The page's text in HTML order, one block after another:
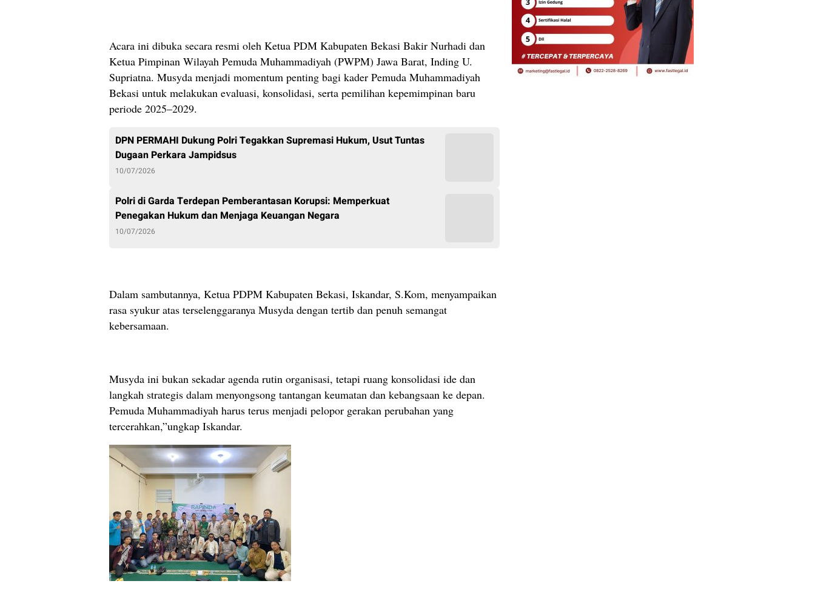
Acara ini dibuka secara resmi oleh Ketua PDM Kabupaten Bekasi Bakir Nurhadi dan
Ketua Pimpinan Wilayah Pemuda Muhammadiyah (PWPM) Jawa Barat, Inding U.
Supriatna. Musyda menjadi momentum penting bagi kader Pemuda Muhammadiyah
Bekasi untuk melakukan evaluasi, konsolidasi, serta pemilihan kepemimpinan baru
periode 2025–2029.
DPN PERMAHI Dukung Polri Tegakkan Supremasi Hukum, Usut Tuntas
Dugaan Perkara Jampidsus
10/07/2026
Polri di Garda Terdepan Pemberantasan Korupsi: Memperkuat
Penegakan Hukum dan Menjaga Keuangan Negara
10/07/2026
Dalam sambutannya, Ketua PDPM Kabupaten Bekasi, Iskandar, S.Kom, menyampaikan
rasa syukur atas terselenggaranya Musyda dengan tertib dan penuh semangat
kebersamaan.
Musyda ini bukan sekadar agenda rutin organisasi, tetapi ruang konsolidasi ide dan
langkah strategis dalam menyongsong tantangan keumatan dan kebangsaan ke depan.
Pemuda Muhammadiyah harus terus menjadi pelopor gerakan perubahan yang
tercerahkan,”ungkap Iskandar.